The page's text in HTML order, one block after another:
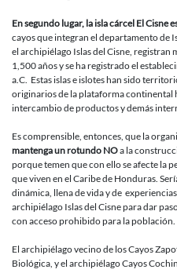
En segundo lugar, la isla cárcel El Cisne
cayos que integran el departamento de
el archipiélago Islas del Cisne,
1,500 años y se ha registrado el
a.C. Estas islas e islotes han sido
originarios de la plataforma continental
intercambio de productos y demás
Es comprensible, entonces, que la
mantenga un rotundo NOa la
porque temen que con ello se afecte la
que viven en el Caribe de Honduras.
dinámica, llena de vida y de
archipiélago Islas del Cisne para dar
con acceso prohibido para la población.
El archipiélago vecino de los Cayos
Biológica, y el archipiélago Cayos